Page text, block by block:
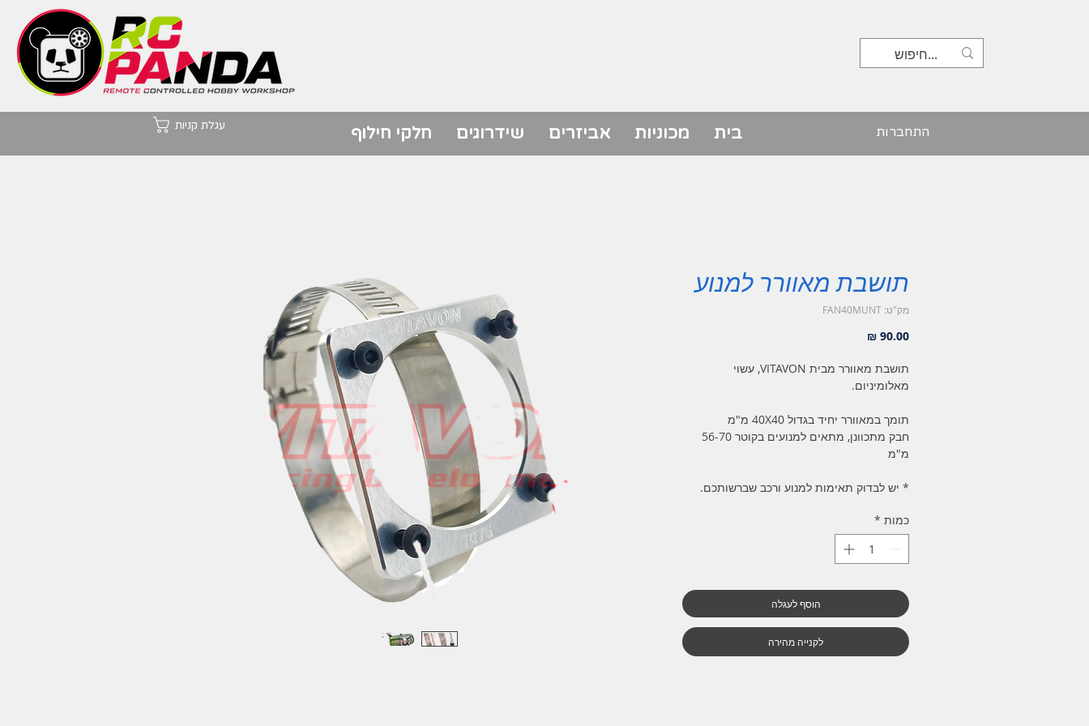
עגלת קניות בית מכוניות אביזרים שידרוגים חלקי חילוף התחברות
תושבת מאוורר למנוע
מק"ט: FAN40MUNT
תושבת מאוורר מבית VITAVON, עשוי
מאלומיניום.
תומך במאוורר יחיד בגדול 40X40 מ"מ
חבק מתכוונן, מתאים למנועים בקוטר 56-70
מ"מ
* יש לבדוק תאימות למנוע ורכב שברשותכם.
כמות *
הוסף לעגלה
לקנייה מהירה